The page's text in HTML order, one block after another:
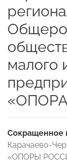
малого
Сокращенное
Карачаево-
«ОПОРЫ